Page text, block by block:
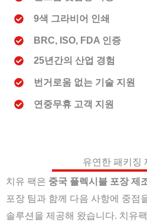
9색 그라비어 인쇄
BRC, ISO, FDA 인증
25년간의 산업 경험
번거로움 없는 기술 지원
연중무휴 고객 지원
유연한 패키징
치유 팩은 중국 플렉시블 포장 제
포장 팀과 함께 다음 사항에 중점
솔루션을 제공해 왔습니다. 치유